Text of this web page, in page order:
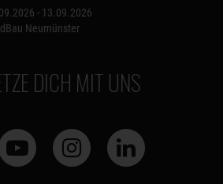
- 13.09.2026
Neumünster
DICH MIT UNS